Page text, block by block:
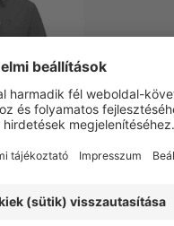
Hike
rövid ujjú
Ft